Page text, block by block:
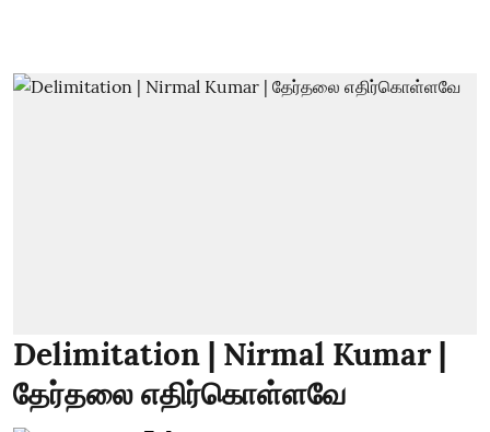
Delimitation | Nirmal Kumar |
தேர்தலை எதிர்கொள்ளவே